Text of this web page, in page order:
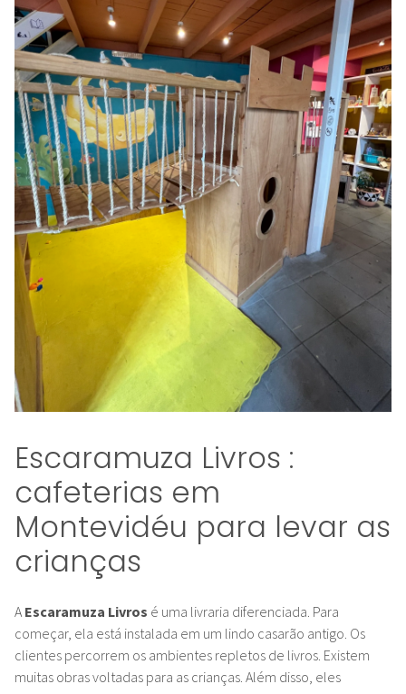
Escaramuza Livros :
cafeterias em
Montevidéu para levar as
crianças
A Escaramuza Livros é uma livraria diferenciada. Para
começar, ela está instalada em um lindo casarão antigo. Os
clientes percorrem os ambientes repletos de livros. Existem
muitas obras voltadas para as crianças. Além disso, eles